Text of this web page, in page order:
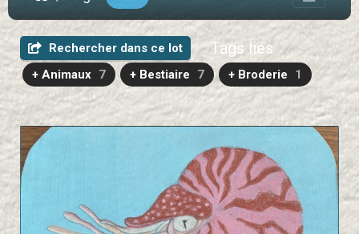
Rechercher dans ce lot Tags liés
+ Animaux 7 + Bestiaire 7 + Broderie 1